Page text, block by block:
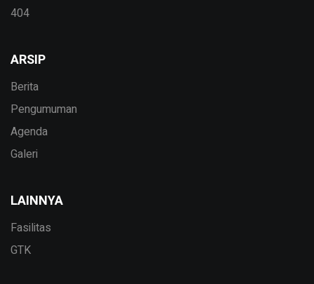
404
ARSIP
Berita
Pengumuman
Agenda
Galeri
LAINNYA
Fasilitas
GTK